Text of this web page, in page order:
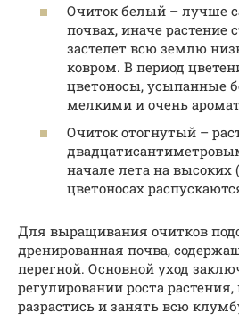
Очиток белый – лучше
почвах, иначе растение
застелет всю землю
ковром. В период
цветоносы, усыпанные
мелкими и очень
Очиток отогнутый –
начале лета на высоких
цветоносах
Для выращивания очитков
дренированная почва,
перегной. Основной уход
регулировании роста
разрастись и занять всю